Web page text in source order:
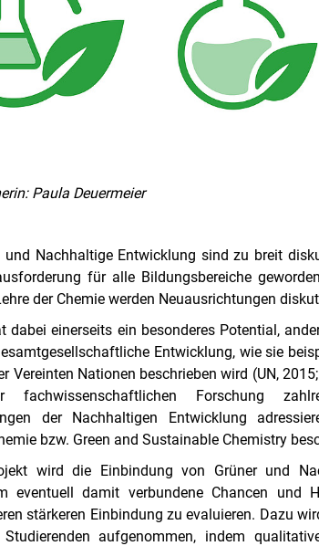
Paula Deuermeier
und Nachhaltige Entwicklung sind zu breit
für alle Bildungsbereiche
der Chemie werden Neuausrichtungen
dabei einerseits ein besonderes Potential,
Entwicklung, wie sie
Vereinten Nationen beschrieben wird (UN,
Forschung
der Nachhaltigen Entwicklung
bzw. Green and Sustainable Chemistry
wird die Einbindung von Grüner und
eventuell damit verbundene Chancen und
stärkeren Einbindung zu evaluieren. Dazu
aufgenommen, indem